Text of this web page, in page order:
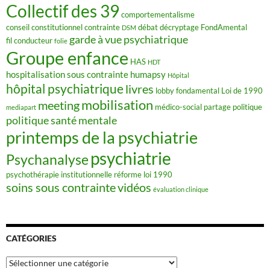
Collectif des 39 comportementalisme
conseil constitutionnelcontrainte DSM débatdécryptage FondAmental
fil conducteur folie garde à vue psychiatrique
Groupe enfance HAS HDT
hospitalisation sous contrainte humapsy Hôpital
hôpital psychiatriquelivres lobby fondamental Loi de 1990
mediapart meetingmobilisation médico-social partage politique
politique santé mentale
printemps de la psychiatrie
Psychanalyse psychiatrie
psychothérapie institutionnelle réforme loi 1990
soins sous contraintevidéos évaluation clinique
CATÉGORIES
Catégories